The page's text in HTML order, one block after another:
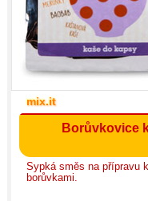
mix.it
Borůvkovice
Sypká směs na přípravu
borůvkami.